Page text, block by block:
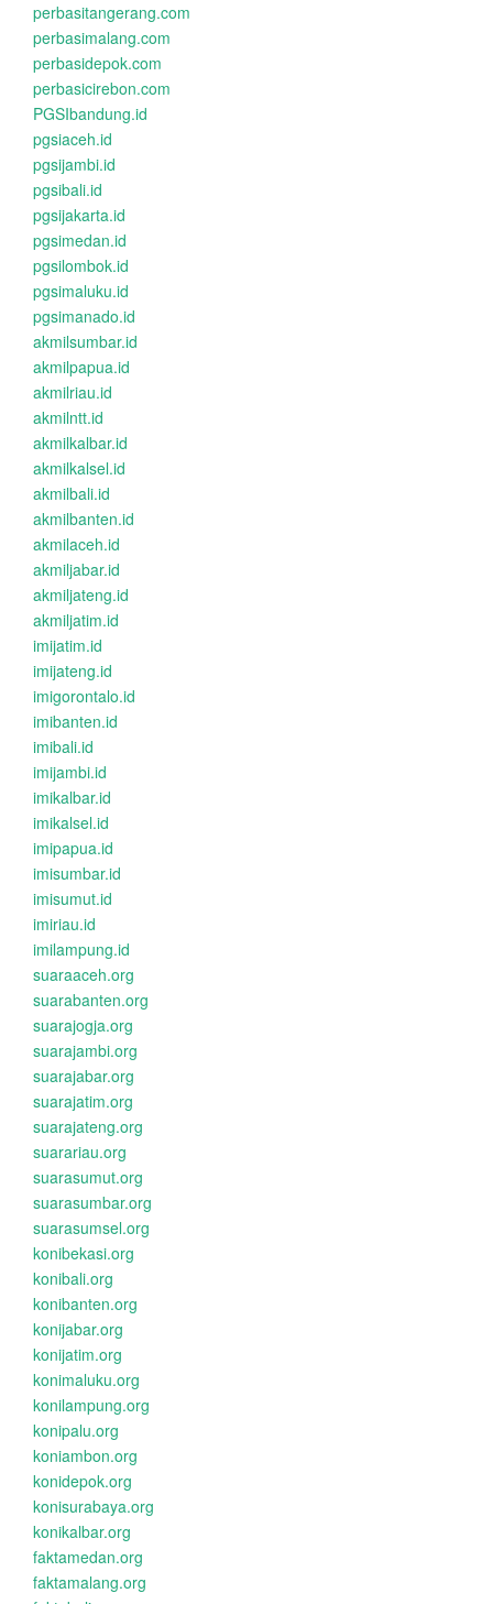
perbasitangerang.com
perbasimalang.com
perbasidepok.com
perbasicirebon.com
PGSIbandung.id
pgsiaceh.id
pgsijambi.id
pgsibali.id
pgsijakarta.id
pgsimedan.id
pgsilombok.id
pgsimaluku.id
pgsimanado.id
akmilsumbar.id
akmilpapua.id
akmilriau.id
akmilntt.id
akmilkalbar.id
akmilkalsel.id
akmilbali.id
akmilbanten.id
akmilaceh.id
akmiljabar.id
akmiljateng.id
akmiljatim.id
imijatim.id
imijateng.id
imigorontalo.id
imibanten.id
imibali.id
imijambi.id
imikalbar.id
imikalsel.id
imipapua.id
imisumbar.id
imisumut.id
imiriau.id
imilampung.id
suaraaceh.org
suarabanten.org
suarajogja.org
suarajambi.org
suarajabar.org
suarajatim.org
suarajateng.org
suarariau.org
suarasumut.org
suarasumbar.org
suarasumsel.org
konibekasi.org
konibali.org
konibanten.org
konijabar.org
konijatim.org
konimaluku.org
konilampung.org
konipalu.org
koniambon.org
konidepok.org
konisurabaya.org
konikalbar.org
faktamedan.org
faktamalang.org